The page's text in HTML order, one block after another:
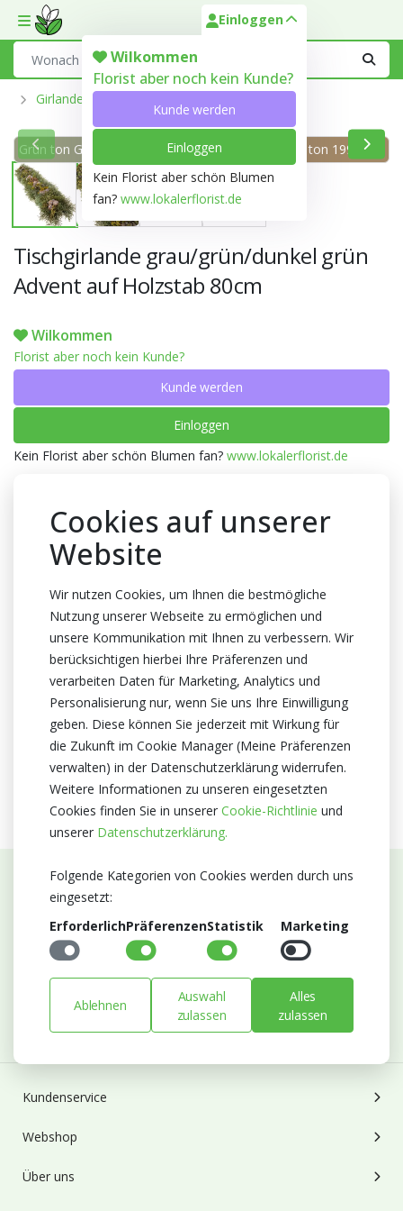
Toggle mobile menu
Einloggen
Wilkommen
Florist aber noch kein Kunde?
Kunde werden
Einloggen
Kein Florist aber schön Blumen
fan? www.lokalerflorist.de
Girlande
Grün ton Grau/grün
194A
Grün ton Dunkel
grün 137A
Braun ton 199C
Tischgirlande grau/grün/dunkel grün
Advent auf Holzstab 80cm
Wilkommen
Florist aber noch kein Kunde?
Kunde werden
Einloggen
Kein Florist aber schön Blumen fan? www.lokalerflorist.de
Wanne
Anzahl pro Wanne
Grau/grün,Dunkel grün ,Braun
Stiellenge
80cm lang
Zertifikat
Kein Zertifikate
Abonnieren Sie unseren Newsletter
Bleiben Sie auf dem Laufenden mit Neuigkeiten und
Entwicklungen von Blumengroßhandel Heyl
Abonnieren
Kundenservice
Webshop
Über uns
Cookies auf unserer
Website
Wir nutzen Cookies, um Ihnen die bestmögliche
Nutzung unserer Webseite zu ermöglichen und
unsere Kommunikation mit Ihnen zu verbessern. Wir
berücksichtigen hierbei Ihre Präferenzen und
verarbeiten Daten für Marketing, Analytics und
Personalisierung nur, wenn Sie uns Ihre Einwilligung
geben. Diese können Sie jederzeit mit Wirkung für
die Zukunft im Cookie Manager (Meine Präferenzen
verwalten) in der Datenschutzerklärung widerrufen.
Weitere Informationen zu unseren eingesetzten
Cookies finden Sie in unserer Cookie-Richtlinie und
unserer Datenschutzerklärung.
Folgende Kategorien von Cookies werden durch uns
eingesetzt:
ErforderlichPräferenzenStatistik Marketing
Ablehnen
Auswahl
zulassen
Alles
zulassen